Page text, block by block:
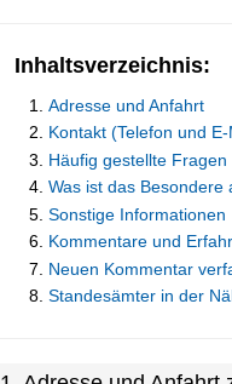
Inhaltsverzeichnis:
Adresse und Anfahrt
Kontakt (Telefon und E-
Häufig gestellte Fragen
Was ist das Besondere
Sonstige Informationen
Kommentare und
Neuen Kommentar
Standesämter in der